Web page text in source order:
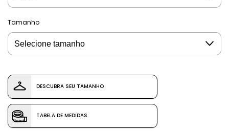
Tamanho
DESCUBRA SEU TAMANHO
TABELA DE MEDIDAS